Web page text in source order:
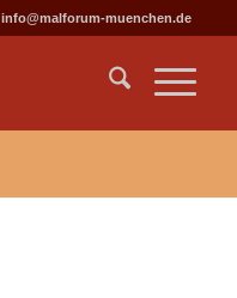
info@malforum-muenchen.de